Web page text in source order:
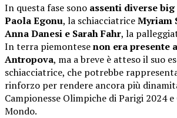
In questa fase sono assenti diverse big
Paola Egonu, la schiacciatriceMyriam
Anna Danesi e Sarah Fahr, la
In terra piemontesenon era presente
Antropova, ma a breve è atteso il suo
schiacciatrice, che potrebbe
rinforzo per rendere ancora più
Campionesse Olimpiche di Parigi 2024
Mondo.